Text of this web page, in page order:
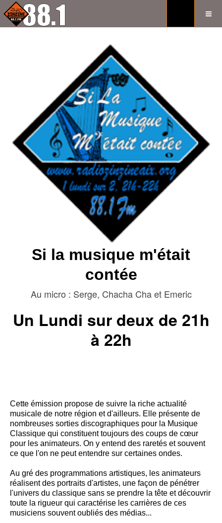
Si la musique m'était
contée
Au micro : Serge, Chacha Cha et Emeric
Un Lundi sur deux de 21h
à 22h
Cette émission propose de suivre la riche actualité
musicale de notre région et d'ailleurs. Elle présente de
nombreuses sorties discographiques pour la Musique
Classique qui constituent toujours des coups de cœur
pour les animateurs. On y entend des raretés et souvent
ce que l'on ne peut entendre sur certaines ondes.
Au gré des programmations artistiques, les animateurs
réalisent des portraits d'artistes, une façon de pénétrer
l'univers du classique sans se prendre la tête et découvrir
toute la rigueur qui caractérise les carrières de ces
musiciens souvent oubliés des médias...